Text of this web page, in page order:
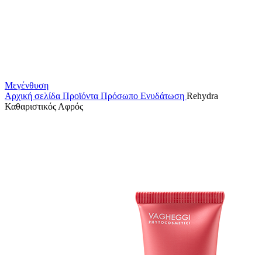
Μεγένθυση
Αρχική σελίδα Προϊόντα Πρόσωπο Ενυδάτωση Rehydra
Καθαριστικός Αφρός